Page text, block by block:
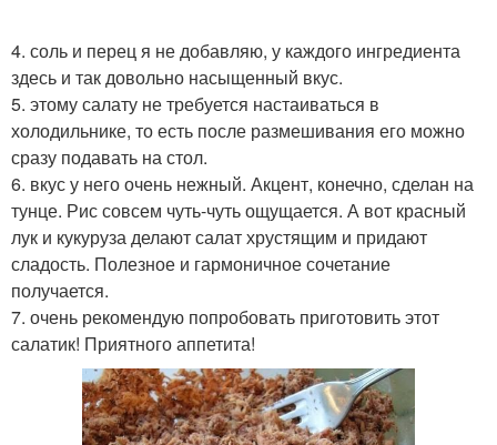
4. соль и перец я не добавляю, у каждого ингредиента
здесь и так довольно насыщенный вкус.
5. этому салату не требуется настаиваться в
холодильнике, то есть после размешивания его можно
сразу подавать на стол.
6. вкус у него очень нежный. Акцент, конечно, сделан на
тунце. Рис совсем чуть-чуть ощущается. А вот красный
лук и кукуруза делают салат хрустящим и придают
сладость. Полезное и гармоничное сочетание
получается.
7. очень рекомендую попробовать приготовить этот
салатик! Приятного аппетита!